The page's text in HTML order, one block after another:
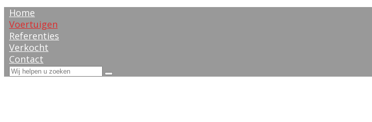
Home
Voertuigen
Referenties
Verkocht
Contact